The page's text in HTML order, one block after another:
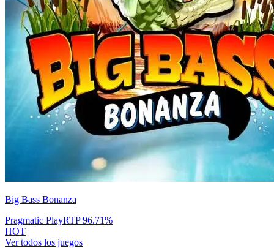
Big Bass Bonanza
Pragmatic PlayRTP96.71%
HOT
Ver todos los juegos